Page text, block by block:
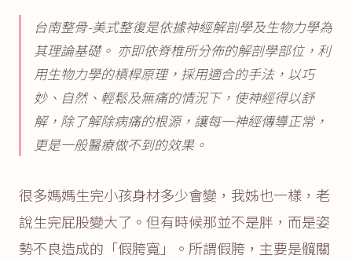
台南整骨-美式整復是依據神經解剖學及生物力學為
其理論基礎。 亦即依脊椎所分佈的解剖學部位，利
用生物力學的槓桿原理，採用適合的手法，以巧
妙、自然、輕鬆及無痛的情況下，使神經得以舒
解，除了解除病痛的根源，讓每一神經傳導正常，
更是一般醫療做不到的效果。
很多媽媽生完小孩身材多少會變，我姊也一樣，老
說生完屁股變大了。但有時候那並不是胖，而是姿
勢不良造成的「假胯寬」。所謂假胯，主要是髖關